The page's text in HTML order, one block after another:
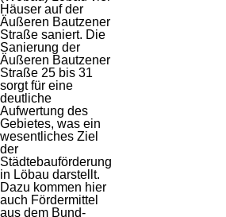
Häuser auf der
Äußeren Bautzener
Straße saniert. Die
Sanierung der
Äußeren Bautzener
Straße 25 bis 31
sorgt für eine
deutliche
Aufwertung des
Gebietes, was ein
wesentliches Ziel
der
Städtebauförderung
in Löbau darstellt.
Dazu kommen hier
auch Fördermittel
aus dem Bund-